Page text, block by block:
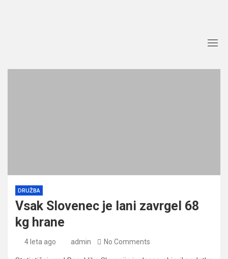
DRUŽBA
Vsak Slovenec je lani zavrgel 68
kg hrane
4 leta ago admin No Comments